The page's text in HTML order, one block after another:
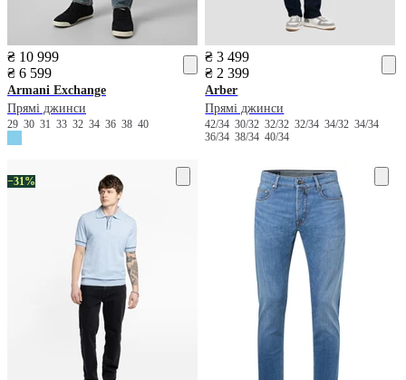
₴ 10 999
₴ 6 599
Armani Exchange
Прямі джинси
29 30 31 33 32 34 36 38 40
₴ 3 499
₴ 2 399
Arber
Прямі джинси
42/3430/3232/3232/3434/3234/34
36/3438/3440/34
−31%